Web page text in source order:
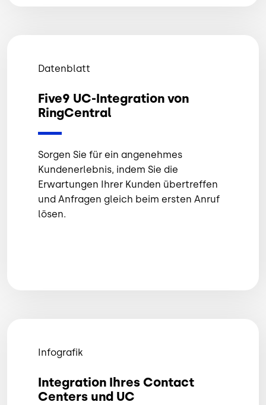
Datenblatt
Five9 UC-Integration von
RingCentral
Sorgen Sie für ein angenehmes
Kundenerlebnis, indem Sie die
Erwartungen Ihrer Kunden übertreffen
und Anfragen gleich beim ersten Anruf
lösen.
Infografik
Integration Ihres Contact
Centers und UC